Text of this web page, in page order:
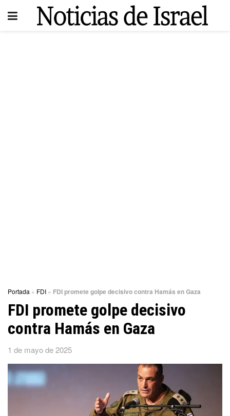
Portada » FDI » FDI promete golpe decisivo contra Hamás en Gaza
FDI promete golpe decisivo
contra Hamás en Gaza
1 de mayo de 2025